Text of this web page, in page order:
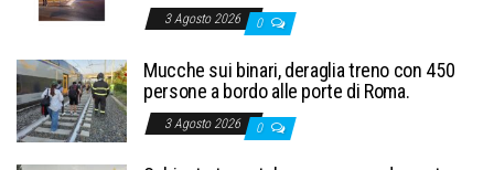
3 Agosto 2026 0
Mucche sui binari, deraglia treno con 450
persone a bordo alle porte di Roma.
3 Agosto 2026 0